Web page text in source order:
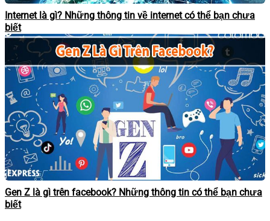
Internet là gì? Những thông tin về internet có thể bạn chưa
biết
Gen Z là gì trên facebook? Những thông tin có thể bạn chưa
biết